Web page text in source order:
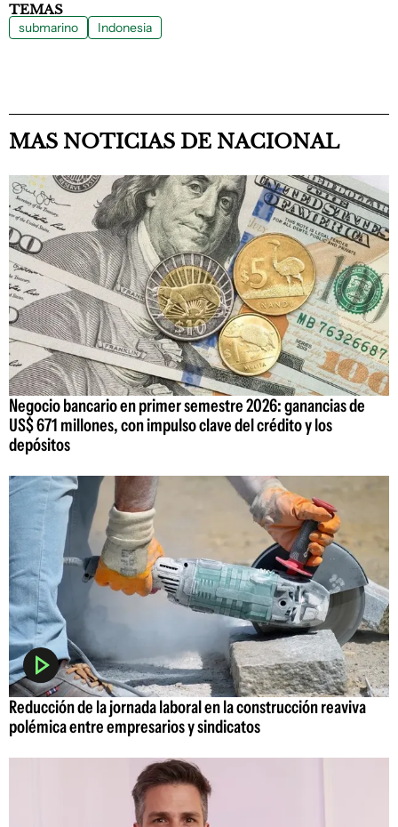
TEMAS
submarino Indonesia
MAS NOTICIAS DE NACIONAL
Negocio bancario en primer semestre 2026: ganancias de
US$ 671 millones, con impulso clave del crédito y los
depósitos
Reducción de la jornada laboral en la construcción reaviva
polémica entre empresarios y sindicatos